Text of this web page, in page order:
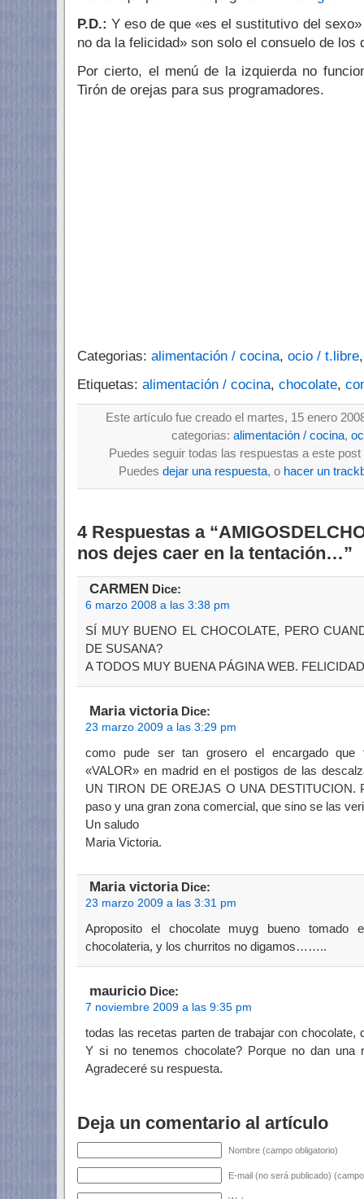
P.D.:Y eso de que «es el sustitutivo del
no da la felicidad» son solo el consuelo de los
Por cierto, el menú de la izquierda no
Tirón de orejas para sus programadores.
Categorias: alimentación / cocina, ocio / t.libre
Etiquetas: alimentación / cocina, chocolate,
Este artículo fue creado el martes, 15 enero
categorias: alimentación / cocina,
Puedes seguir todas las respuestas a este
Puedes dejar una respuesta, o hacer un
4 Respuestas a
nos dejes caer en la tentación…”
CARMEN Dice:
6 marzo 2008 a las 3:38 pm
SÍ MUY BUENO EL CHOCOLATE, PERO
DE SUSANA?
A TODOS MUY BUENA PÁGINA WEB.
Maria victoriaDice:
23 marzo 2009 a las 3:29 pm
como pude ser tan grosero el encargado que
«VALOR» en madrid en el postigos de las
UN TIRON DE OREJAS O UNA DESTITUCION.
paso y una gran zona comercial, que sino se las
Un saludo
Maria Victoria.
Maria victoriaDice:
23 marzo 2009 a las 3:31 pm
Aproposito el chocolate muyg bueno
chocolateria, y los churritos no digamos……..
mauricio Dice:
7 noviembre 2009 a las 9:35 pm
todas las recetas parten de trabajar con chocolate,
Y si no tenemos chocolate? Porque no dan una
Agradeceré su respuesta.
Deja un comentario al artículo
Nombre (campo obligatorio)
E-mail (no será publicado)